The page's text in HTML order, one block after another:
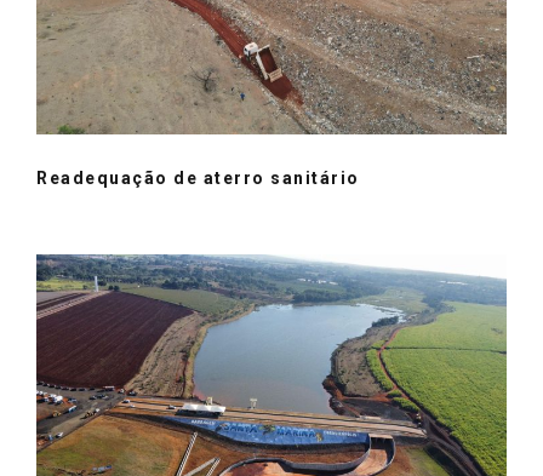
Readequação de aterro sanitário